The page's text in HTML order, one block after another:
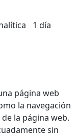
1 día
página web
la navegación
la página web.
sin